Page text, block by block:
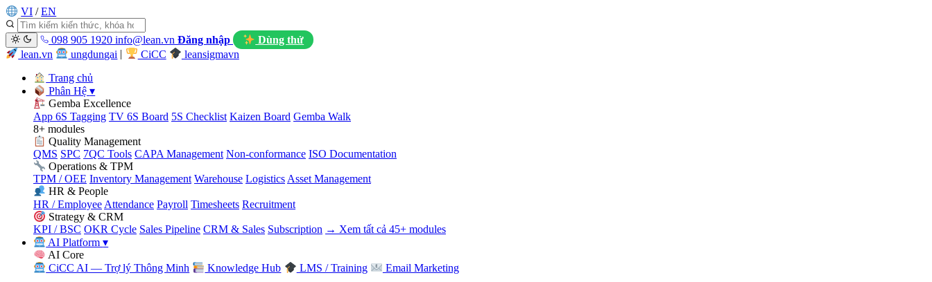
VI / EN
098 905 1920 info@lean.vn Đăng nhập
Dùng thử
lean.vn
ungdungai CiCC leansigmavn
Trang chủ
Phân Hệ▾
Gemba Excellence
App 6S Tagging TV 6S Board 5S Checklist Kaizen Board Gemba Walk
8+ modules
Quality Management
QMS SPC 7QC Tools CAPA Management Non-conformance ISO Documentation
Operations & TPM
TPM / OEE Inventory Management Warehouse LogisticsAsset Management
HR & People
HR / Employee Attendance Payroll Timesheets Recruitment
Strategy & CRM
KPI / BSC OKR Cycle Sales Pipeline CRM & Sales Subscription → Xem tất cả 45+ modules
AI Platform▾
AI Core
CiCC AI — Trợ lý Thông Minh
Knowledge Hub LMS / Training
Email Marketing